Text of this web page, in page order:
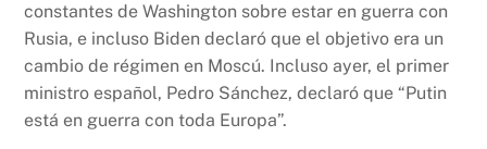
constantes de Washington sobre estar en guerra con
Rusia, e incluso Biden declaró que el objetivo era un
cambio de régimen en Moscú. Incluso ayer, el primer
ministro español, Pedro Sánchez, declaró que “Putin
está en guerra con toda Europa”.